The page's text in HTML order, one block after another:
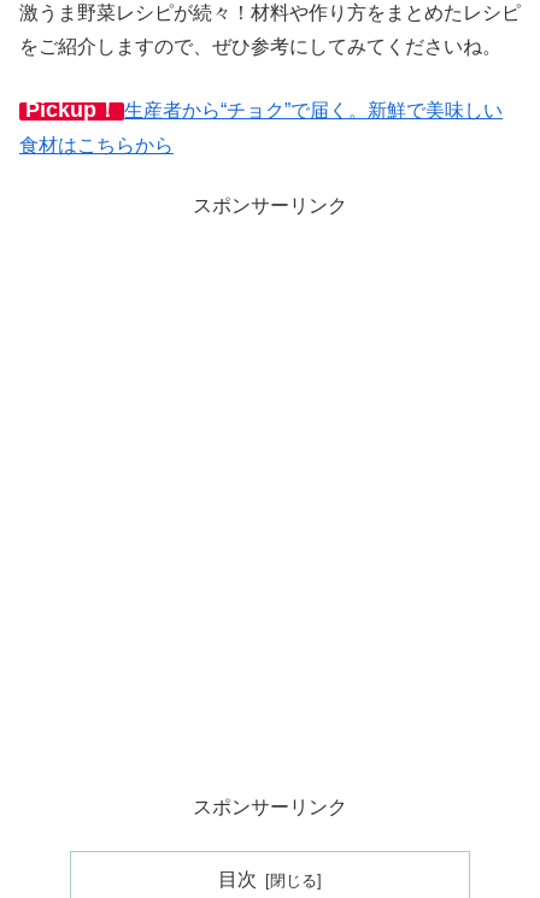
激うま野菜レシピが続々！材料や作り方をまとめたレシピ
をご紹介しますので、ぜひ参考にしてみてくださいね。
Pickup！ 生産者から“チョク”で届く。新鮮で美味しい
食材はこちらから
スポンサーリンク
スポンサーリンク
目次